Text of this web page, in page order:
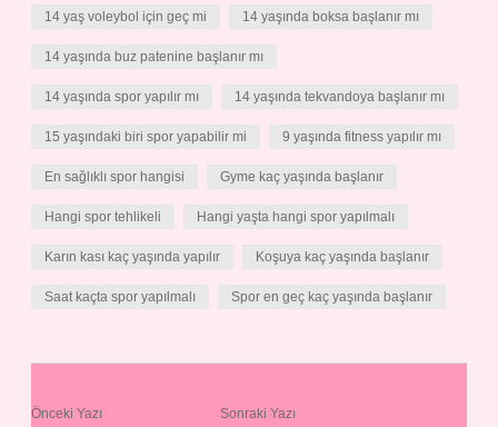
14 yaş voleybol için geç mi 14 yaşında boksa başlanır mı
14 yaşında buz patenine başlanır mı
14 yaşında spor yapılır mı 14 yaşında tekvandoya başlanır mı
15 yaşındaki biri spor yapabilir mi 9 yaşında fitness yapılır mı
En sağlıklı spor hangisi Gyme kaç yaşında başlanır
Hangi spor tehlikeli Hangi yaşta hangi spor yapılmalı
Karın kası kaç yaşında yapılır Koşuya kaç yaşında başlanır
Saat kaçta spor yapılmalı Spor en geç kaç yaşında başlanır
Önceki Yazı Sonraki Yazı